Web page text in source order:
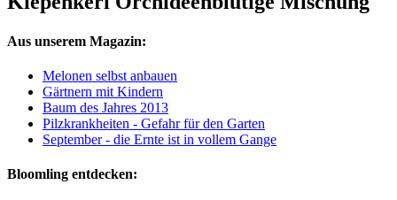
Aus unserem Magazin:
Melonen selbst anbauen
Gärtnern mit Kindern
Baum des Jahres 2013
Pilzkrankheiten - Gefahr für den Garten
September - die Ernte ist in vollem Gange
Bloomling entdecken: